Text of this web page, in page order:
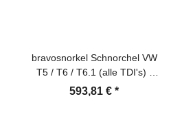
bravosnorkel Schnorchel VW
T5 / T6 / T6.1 (alle TDI's) |
ersetzt SVW6R
593,81 € *